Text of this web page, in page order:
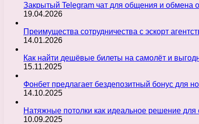
Закрытый Telegram чат для общения и обмена
19.04.2026
Преимущества сотрудничества с эскорт
14.01.2026
Как найти дешёвые билеты на самолёт и
15.11.2025
Фонбет предлагает бездепозитный бонус для
14.10.2025
Натяжные потолки как идеальное решение для
10.09.2025